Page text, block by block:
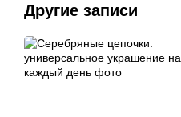
Другие записи